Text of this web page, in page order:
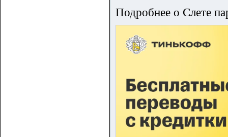
Подробнее о Слете